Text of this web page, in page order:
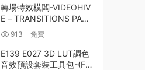
轉場特效模闆-VIDEOHIV
E – TRANSITIONS PACK
13488639
913 免費
E139 E027 3D LUT調色
音效預設套裝工具包-(FF